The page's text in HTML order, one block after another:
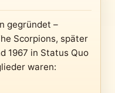
gegründet –
Scorpions, später
1967 in Status Quo
waren: